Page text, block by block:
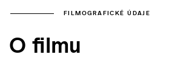
FILMOGRAFICKÉ ÚDAJE
O filmu